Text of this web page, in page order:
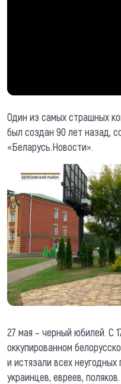
Один из самых страшных
был создан 90 лет назад,
«Беларусь.Новости».
27 мая – черный юбилей. С
оккупированном
и истязали всех
украинцев, евреев,